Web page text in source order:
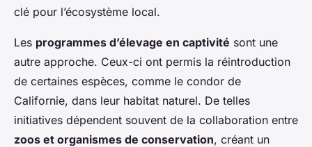
clé pour l’écosystème local.
Les programmes d’élevage en captivité sont une
autre approche. Ceux-ci ont permis la réintroduction
de certaines espèces, comme le condor de
Californie, dans leur habitat naturel. De telles
initiatives dépendent souvent de la collaboration entre
zoos et organismes de conservation, créant un